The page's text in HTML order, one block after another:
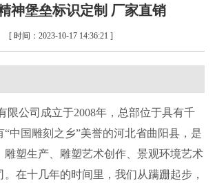
神堡垒标识定制 厂家直销
[ 时间：2023-10-17 14:36:21 ]
限公司成立于2008年，总部位于具有千
“中国雕刻之乡”美誉的河北省曲阳县，是
雕塑生产、雕塑艺术创作、景观环境艺术
。在十几年的时间里，我们从蹒跚起步，